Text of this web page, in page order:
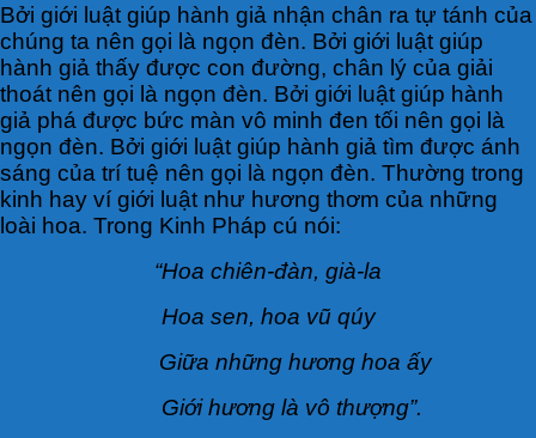
Bởi giới luật giúp hành giả nhận chân ra tự tánh của
chúng ta nên gọi là ngọn đèn. Bởi giới luật giúp
hành giả thấy được con đường, chân lý của giải
thoát nên gọi là ngọn đèn. Bởi giới luật giúp hành
giả phá được bức màn vô minh đen tối nên gọi là
ngọn đèn. Bởi giới luật giúp hành giả tìm được ánh
sáng của trí tuệ nên gọi là ngọn đèn. Thường trong
kinh hay ví giới luật như hương thơm của những
loài hoa. Trong Kinh Pháp cú nói:
“Hoa chiên-đàn, già-la
Hoa sen, hoa vũ qúy
Giữa những hương hoa ấy
Giới hương là vô thượng”.